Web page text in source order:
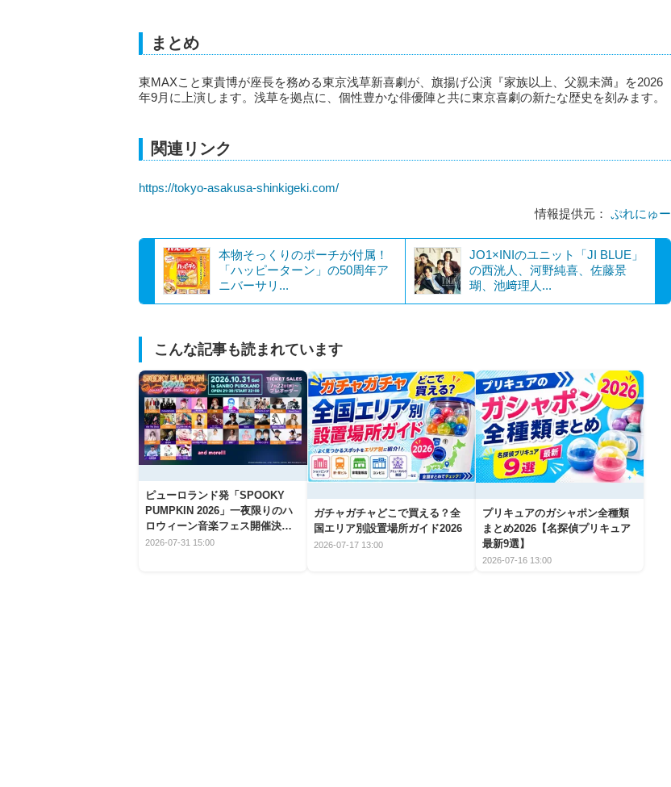
まとめ
東MAXこと東貴博が座長を務める東京浅草新喜劇が、旗揚げ公演『家族以上、父親未満』を2026
年9月に上演します。浅草を拠点に、個性豊かな俳優陣と共に東京喜劇の新たな歴史を刻みます。
関連リンク
https://tokyo-asakusa-shinkigeki.com/
情報提供元： ぷれにゅー
本物そっくりのポーチが付属！
「ハッピーターン」の50周年ア
ニバーサリ...
JO1×INIのユニット「JI BLUE」
の西洸人、河野純喜、佐藤景
瑚、池﨑理人...
こんな記事も読まれています
ピューロランド発「SPOOKY
PUMPKIN 2026」一夜限りのハ
ロウィーン音楽フェス開催決
定！
2026-07-31 15:00
ガチャガチャどこで買える？全
国エリア別設置場所ガイド2026
2026-07-17 13:00
プリキュアのガシャポン全種類
まとめ2026【名探偵プリキュア
最新9選】
2026-07-16 13:00